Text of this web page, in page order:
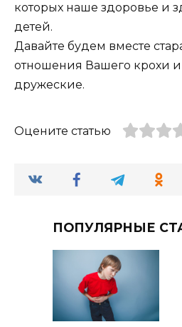
которых наше здоровье и
детей.
Давайте будем вместе
отношения Вашего крохи и
дружеские.
Оцените статью
ПОПУЛЯРНЫЕ